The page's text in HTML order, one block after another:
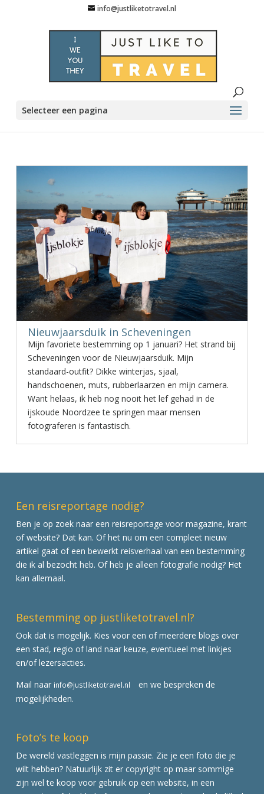
info@justliketotravel.nl
Selecteer een pagina
Nieuwjaarsduik in Scheveningen
Mijn favoriete bestemming op 1 januari? Het strand bij
Scheveningen voor de Nieuwjaarsduik. Mijn
standaard-outfit? Dikke winterjas, sjaal,
handschoenen, muts, rubberlaarzen en mijn camera.
Want helaas, ik heb nog nooit het lef gehad in de
ijskoude Noordzee te springen maar mensen
fotograferen is fantastisch.
Een reisreportage nodig?
Ben je op zoek naar een reisreportage voor magazine, krant
of website? Dat kan. Of het nu om een compleet nieuw
artikel gaat of een bewerkt reisverhaal van een bestemming
die ik al bezocht heb. Of heb je alleen fotografie nodig? Het
kan allemaal.
Bestemming op justliketotravel.nl?
Ook dat is mogelijk. Kies voor een of meerdere blogs over
een stad, regio of land naar keuze, eventueel met linkjes
en/of lezersacties.
Mail naar info@justliketotravel.nl
en we bespreken de
mogelijkheden.
Foto’s te koop
De wereld vastleggen is mijn passie. Zie je een foto die je
wilt hebben? Natuurlijk zit er copyright op maar sommige
zijn wel te koop voor gebruik op een website, in een